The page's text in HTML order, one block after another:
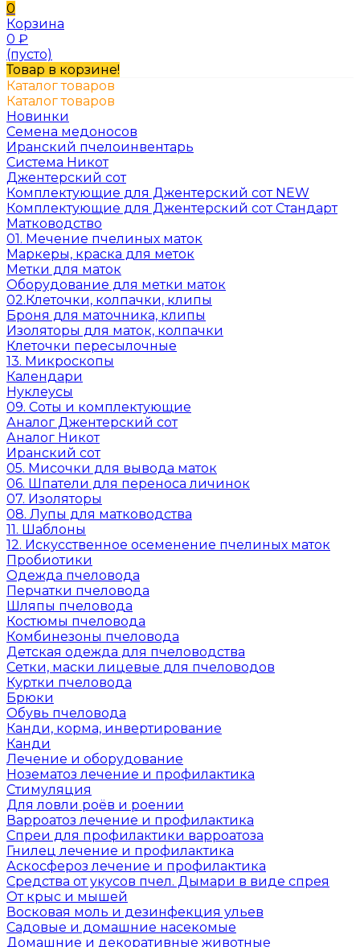
0
Корзина
0 ₽
(пусто)
Товар в корзине!
Каталог товаров
Каталог товаров
Новинки
Семена медоносов
Иранский пчелоинвентарь
Система Никот
Джентерский сот
Комплектующие для Джентерский сот NEW
Комплектующие для Джентерский сот Стандарт
Матководство
01. Мечение пчелиных маток
Маркеры, краска для меток
Метки для маток
Оборудование для метки маток
02.Клеточки, колпачки, клипы
Броня для маточника, клипы
Изоляторы для маток, колпачки
Клеточки пересылочные
13. Микроскопы
Календари
Нуклеусы
09. Соты и комплектующие
Аналог Джентерский сот
Аналог Никот
Иранский сот
05. Мисочки для вывода маток
06. Шпатели для переноса личинок
07. Изоляторы
08. Лупы для матководства
11. Шаблоны
12. Искусственное осеменение пчелиных маток
Пробиотики
Одежда пчеловода
Перчатки пчеловода
Шляпы пчеловода
Костюмы пчеловода
Комбинезоны пчеловода
Детская одежда для пчеловодства
Сетки, маски лицевые для пчеловодов
Куртки пчеловода
Брюки
Обувь пчеловода
Канди, корма, инвертирование
Канди
Лечение и оборудование
Нозематоз лечение и профилактика
Стимуляция
Для ловли роёв и роении
Варроатоз лечение и профилактика
Спреи для профилактики варроатоза
Гнилец лечение и профилактика
Аскосфероз лечение и профилактика
Средства от укусов пчел. Дымари в виде спрея
От крыс и мышей
Восковая моль и дезинфекция ульев
Садовые и домашние насекомые
Домашние и декоративные животные